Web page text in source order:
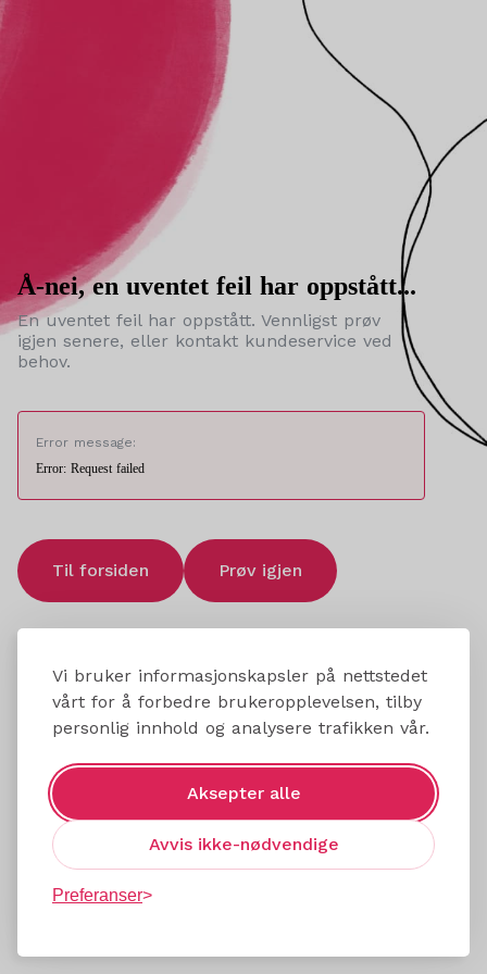
Vi bruker informasjonskapsler på nettstedet
vårt for å forbedre brukeropplevelsen, tilby
personlig innhold og analysere trafikken vår.
Aksepter alle
Avvis ikke-nødvendige
Preferanser
Å-nei, en uventet feil har oppstått...
En uventet feil har oppstått. Vennligst prøv
igjen senere, eller kontakt kundeservice ved
behov.
Error message:
Error: Request failed
Til forsiden Prøv igjen